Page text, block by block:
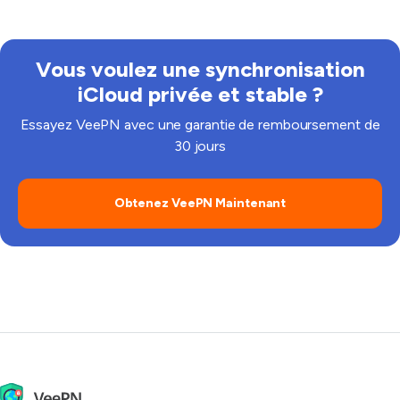
Vous voulez une synchronisation
iCloud privée et stable ?
Essayez VeePN avec une garantie de remboursement de
30 jours
Obtenez VeePN Maintenant